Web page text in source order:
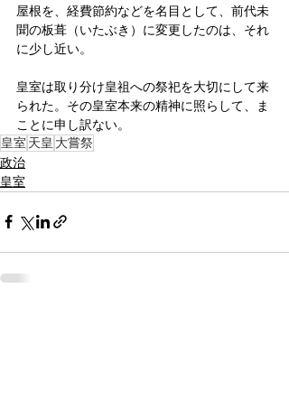
屋根を、経費節約などを名目として、前代未
聞の板葺（いたぶき）に変更したのは、それ
に少し近い。
皇室は取り分け皇祖への祭祀を大切にして来
られた。その皇室本来の精神に照らして、ま
ことに申し訳ない。
皇室 天皇 大嘗祭
政治
皇室